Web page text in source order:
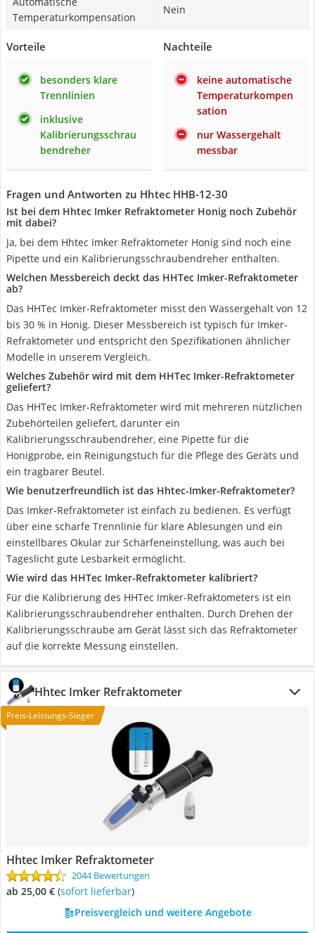
Temperaturkompensation
Nein
Vorteile
besonders klare
Trennlinien
inklusive
Kalibrierungsschrau
bendreher
Nachteile
keine automatische
Temperaturkompen
sation
nur Wassergehalt
messbar
Fragen und Antworten zu Hhtec HHB-12-30
Ist bei dem Hhtec Imker Refraktometer Honig noch Zubehör
mit dabei?
Ja, bei dem Hhtec Imker Refraktometer Honig sind noch eine
Pipette und ein Kalibrierungsschraubendreher enthalten.
Welchen Messbereich deckt das HHTec Imker-Refraktometer
ab?
Das HHTec Imker-Refraktometer misst den Wassergehalt von 12
bis 30 % in Honig. Dieser Messbereich ist typisch für Imker-
Refraktometer und entspricht den Spezifikationen ähnlicher
Modelle in unserem Vergleich.
Welches Zubehör wird mit dem HHTec Imker-Refraktometer
geliefert?
Das HHTec Imker-Refraktometer wird mit mehreren nützlichen
Zubehörteilen geliefert, darunter ein
Kalibrierungsschraubendreher, eine Pipette für die
Honigprobe, ein Reinigungstuch für die Pflege des Geräts und
ein tragbarer Beutel.
Wie benutzerfreundlich ist das Hhtec-Imker-Refraktometer?
Das Imker-Refraktometer ist einfach zu bedienen. Es verfügt
über eine scharfe Trennlinie für klare Ablesungen und ein
einstellbares Okular zur Schärfeneinstellung, was auch bei
Tageslicht gute Lesbarkeit ermöglicht.
Wie wird das HHTec Imker-Refraktometer kalibriert?
Für die Kalibrierung des HHTec Imker-Refraktometers ist ein
Kalibrierungsschraubendreher enthalten. Durch Drehen der
Kalibrierungsschraube am Gerät lässt sich das Refraktometer
auf die korrekte Messung einstellen.
Hhtec Imker Refraktometer
Preis-Leistungs-Sieger
Hhtec Imker Refraktometer
2044 Bewertungen
ab 25,00 € ( Sofort lieferbar)
Preisvergleich und weitere Angebote